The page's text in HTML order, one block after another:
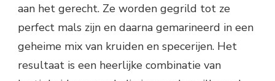
aan het gerecht. Ze worden gegrild tot ze
perfect mals zijn en daarna gemarineerd in een
geheime mix van kruiden en specerijen. Het
resultaat is een heerlijke combinatie van